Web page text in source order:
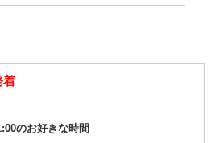
着
のお好きな時間